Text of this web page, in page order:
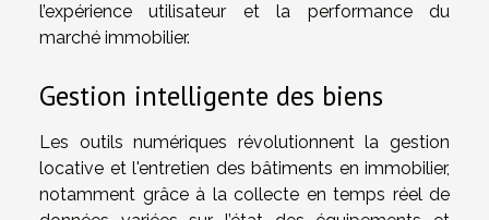
l’expérience utilisateur et la performance du
marché immobilier.
Gestion intelligente des biens
Les outils numériques révolutionnent la gestion
locative et l'entretien des bâtiments en immobilier,
notamment grâce à la collecte en temps réel de